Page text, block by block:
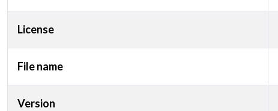
License
File name
Version